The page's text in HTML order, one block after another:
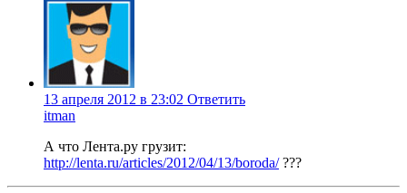
13 апреля 2012 в 23:02 Ответить
itman
А что Лента.ру грузит:
http://lenta.ru/articles/2012/04/13/boroda/???